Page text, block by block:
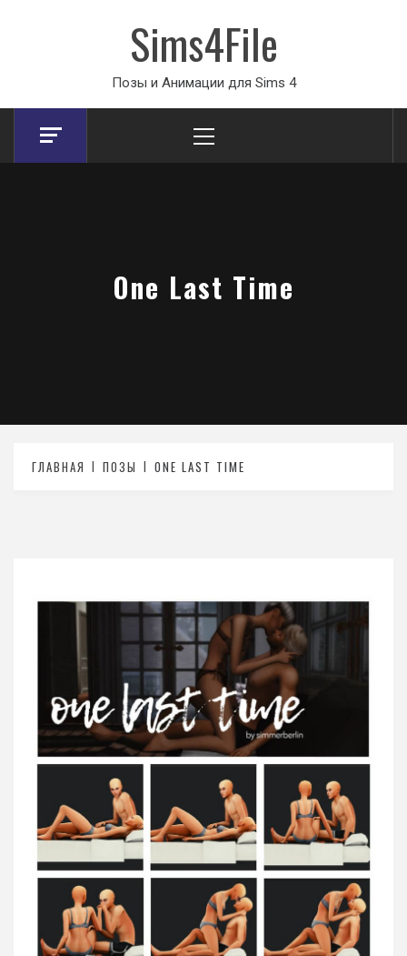
Sims4File
Позы и Анимации для Sims 4
Menu
One Last Time
ГЛАВНАЯ ПОЗЫ ONE LAST TIME